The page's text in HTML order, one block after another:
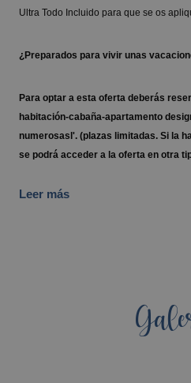
Ultra Todo Incluido para que se os
¿Preparados para vivir unas
Para optar a esta oferta deberás
habitación-cabaña-apartamento
numerosasl'. (plazas limitadas. Si la
se podrá acceder a la oferta en otra
Leer más